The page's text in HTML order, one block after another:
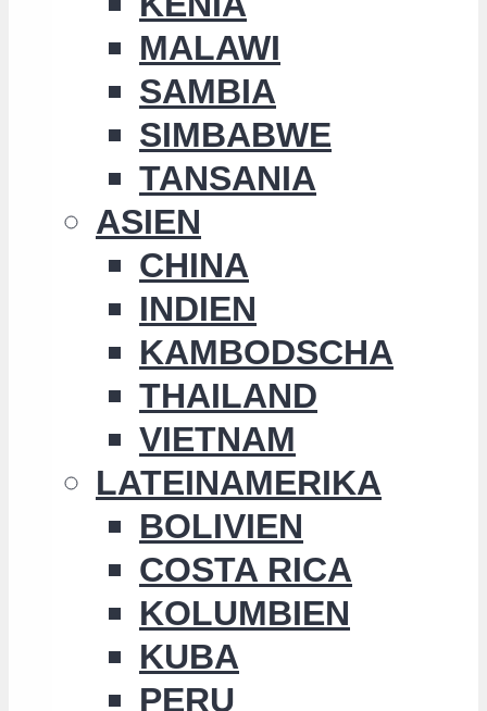
MALAWI
SAMBIA
SIMBABWE
TANSANIA
ASIEN
CHINA
INDIEN
KAMBODSCHA
THAILAND
VIETNAM
LATEINAMERIKA
BOLIVIEN
COSTA RICA
KOLUMBIEN
KUBA
PERU